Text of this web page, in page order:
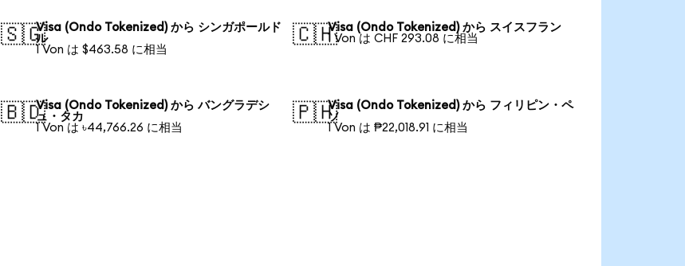
🇸🇬Visa (Ondo Tokenized) から シンガポールド
ル
1 Von は $463.58 に相当
🇨🇭Visa (Ondo Tokenized) から スイスフラン
1 Von は CHF 293.08 に相当
🇧🇩Visa (Ondo Tokenized) から バングラデシ
ュ・タカ
1 Von は ৳44,766.26 に相当
🇵🇭Visa (Ondo Tokenized) から フィリピン・ペ
ソ
1 Von は ₱22,018.91 に相当